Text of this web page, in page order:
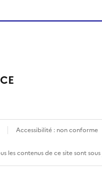
Accessibilité : non conforme
les contenus de ce site sont sous